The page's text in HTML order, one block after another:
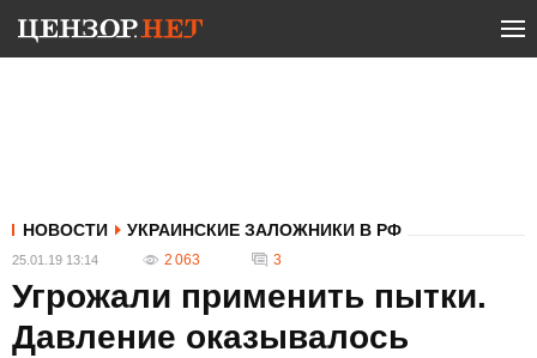
НОВОСТИ УКРАИНСКИЕ ЗАЛОЖНИКИ В РФ
25.01.19 13:14 2 063 3
Угрожали применить пытки.
Давление оказывалось